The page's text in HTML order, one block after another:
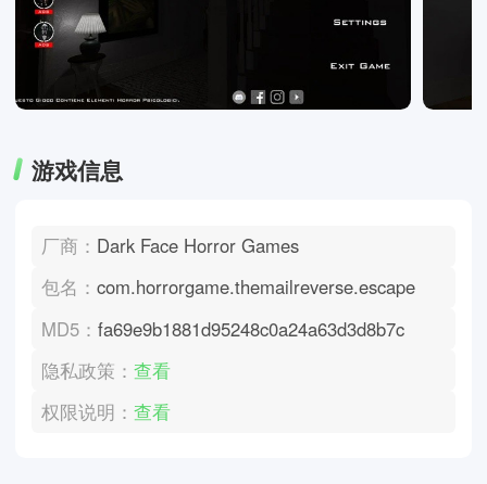
游戏信息
厂商： Dark Face Horror Games
包名：com.horrorgame.themailreverse.escape
MD5：fa69e9b1881d95248c0a24a63d3d8b7c
隐私政策：查看
权限说明：查看